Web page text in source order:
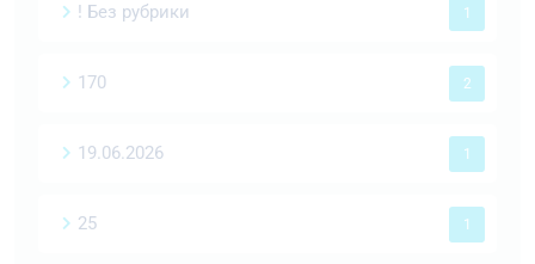
! Без рубрики 1
170 2
19.06.2026 1
25 1